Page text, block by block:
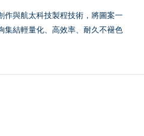
作與航太科技製程技術，將圖案一
集結輕量化、高效率、耐久不褪色